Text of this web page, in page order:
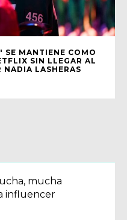
SE MANTIENE COMO
SIN LLEGAR AL
NADIA LASHERAS
mucha
influencer